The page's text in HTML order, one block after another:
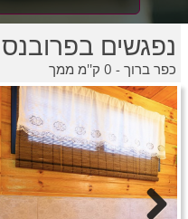
חדרים לפי שעה במישור החוף
חדרים לפי שעה בגליל מערבי
חדרים לפי שעה באזור
חדרים
נפגשים בפרובנס
כפר ברוך - 0 ק''מ ממך